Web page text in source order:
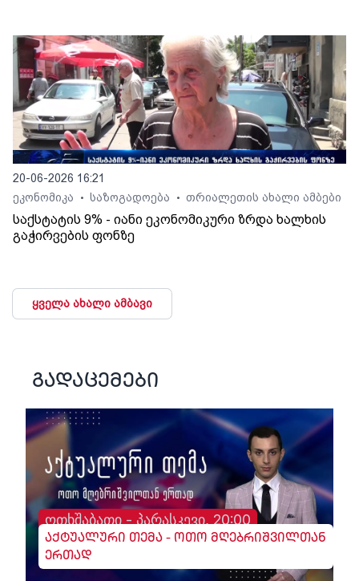
20-06-2026 16:21
ეკონომიკა
• საზოგადოება • თრიალეთის ახალი ამბები
საქსტატის 9% - იანი ეკონომიკური ზრდა ხალხის
გაჭირვების ფონზე
ყველა ახალი ამბავი
გადაცემები
ოთხშაბათი - პარასკევი, 20:00
აქტუალური თემა - ოთო მღებრიშვილთან
ერთად